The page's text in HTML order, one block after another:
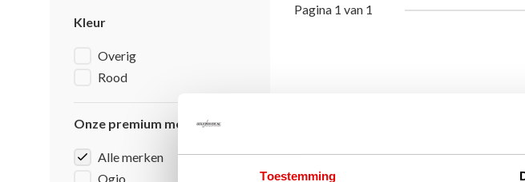
Toestemming
Kleur
Overig
Rood
Onze premium merken
Alle merken
Ogio
Pagina 1 van 1